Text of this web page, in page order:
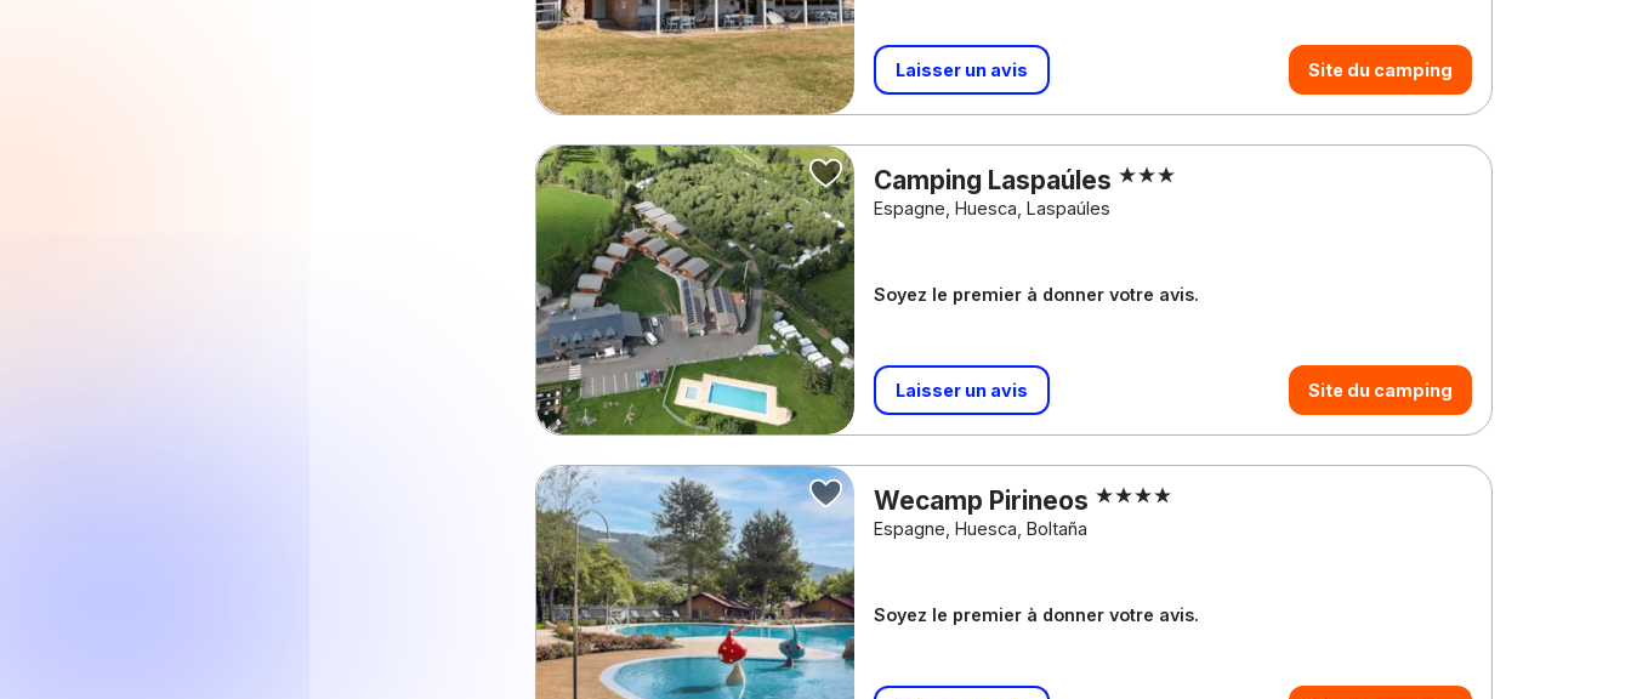
Laisser un avis Site du camping
Camping Laspaúles
Espagne, Huesca, Laspaúles
Soyez le premier à donner votre avis.
Laisser un avis Site du camping
Wecamp Pirineos
Espagne, Huesca, Boltaña
Soyez le premier à donner votre avis.